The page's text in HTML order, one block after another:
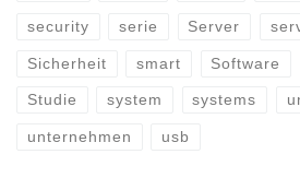
security serie Server
Sicherheit smart Software
Studie system systems
unternehmen usb